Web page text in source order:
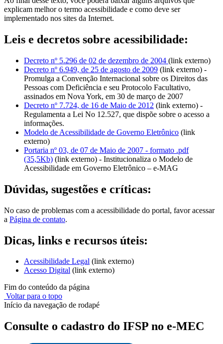
explicam melhor o termo acessibilidade e como deve ser
implementado nos sites da Internet.
Leis e decretos sobre acessibilidade:
Decreto nº 5.296 de 02 de dezembro de 2004 (link externo)
Decreto nº 6.949, de 25 de agosto de 2009 (link externo) -
Promulga a Convenção Internacional sobre os Direitos das
Pessoas com Deficiência e seu Protocolo Facultativo,
assinados em Nova York, em 30 de março de 2007
Decreto nº 7.724, de 16 de Maio de 2012 (link externo) -
Regulamenta a Lei No 12.527, que dispõe sobre o acesso a
informações.
Modelo de Acessibilidade de Governo Eletrônico (link
externo)
Portaria nº 03, de 07 de Maio de 2007 - formato .pdf
(35,5Kb) (link externo) - Institucionaliza o Modelo de
Acessibilidade em Governo Eletrônico – e-MAG
Dúvidas, sugestões e críticas:
No caso de problemas com a acessibilidade do portal, favor acessar
a Página de contato.
Dicas, links e recursos úteis:
Acessibilidade Legal (link externo)
Acesso Digital (link externo)
Fim do conteúdo da página
Voltar para o topo
Início da navegação de rodapé
Consulte o cadastro do IFSP no e-MEC